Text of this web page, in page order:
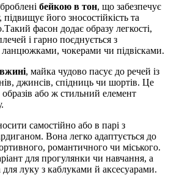
бейкою в тон, що забезпечує
його зносостійкість та
фасон додає образу легкості,
і гарно поєднується з
чокерами чи підвісками.
, майка чудово пасує до речей із
джинсів, спідниць чи шортів. Це
образів або ж стильний елемент
самостійно або в парі з
Вона легко адаптується до
романтичного чи міського.
для прогулянки чи навчання, а
луку з каблуками й аксесуарами.